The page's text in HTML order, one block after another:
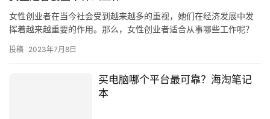
女性创业者在当今社会受到越来越多的重视，她们在经济发展中发
挥着越来越重要的作用。那么，女性创业者适合从事哪些工作呢？
营…
投稿 2023年7月8日
买电脑哪个平台最可靠？海淘笔记
本